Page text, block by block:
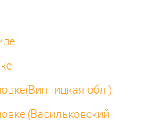
обл.)
(Васильковский